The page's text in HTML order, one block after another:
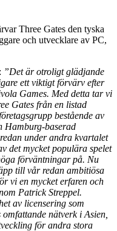
Three Gates den tyska
och utvecklare av PC,
”Det är otroligt glädjande
ett viktigt förvärv efter
Games. Med detta tar vi
Gates från en listad
bestående av
Hamburg-baserad
under andra kvartalet
det mycket populära spelet
förväntningar på. Nu
till vår redan ambitiösa
vi en mycket erfaren och
Patrick Streppel.
av licensering som
nätverk i Asien,
för andra stora